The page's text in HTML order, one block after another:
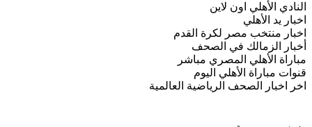
النادي الأهلي اون لاين
اخبار يد الأهلي
اخبار منتخب مصر لكرة القدم
أخبار الزمالك في الصحف
مباراة الأهلي المصري مباشر
قنوات مباراة الأهلي اليوم
اخر اخبار الصحف الرياضية العالمية